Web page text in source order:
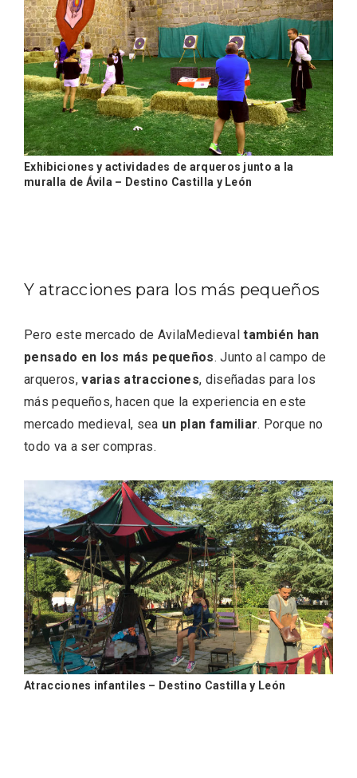
Exhibiciones y actividades de arqueros junto a la
muralla de Ávila – Destino Castilla y León
Y atracciones para los más pequeños
Pero este mercado de AvilaMedievaltambién han
pensado en los más pequeños. Junto al campo de
arqueros,varias atracciones, diseñadas para los
más pequeños, hacen que la experiencia en este
mercado medieval, sea un plan familiar. Porque no
todo va a ser compras.
Atracciones infantiles – Destino Castilla y León
La zonificación como recurso turístico
de la Ruta del Vino de Rueda
IV Edición del Festival de Narración Oral,
Memoria, Tierra y Voz